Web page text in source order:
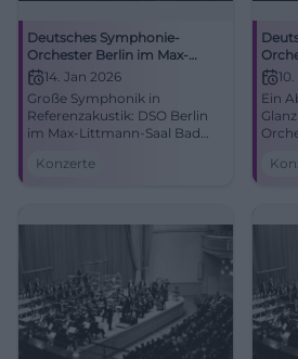
Deutsches Symphonie-
Orchester Berlin im Max-
Littmann-Saal
14. Jan 2026
Große Symphonik in
Referenzakustik: DSO Berlin
im Max‑Littmann‑Saal Bad
Uhrzeit/Preis folgen. Live-
Konzerte
Ein